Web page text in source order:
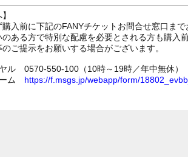
入前に下記のFANYチケットお問合せ窓口まで
ある方で特別な配慮を必要とされる方も購入
ご提示をお願いする場合がございます。
ル 0570-550-100（10時～19時／年中無休）
ーム https://f.msgs.jp/webapp/form/